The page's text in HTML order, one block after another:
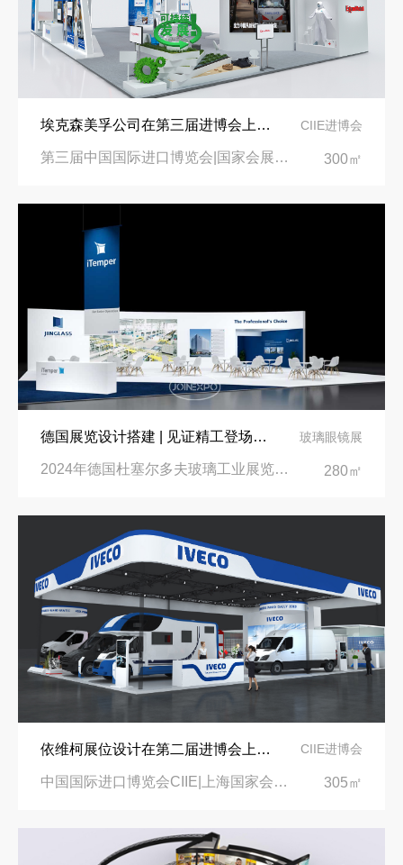
埃克森美孚公司在第三届进博会上展示非凡的展台搭建设计 CIIE进博会
第三届中国国际进口博览会|国家会展中心 300㎡
德国展览设计搭建 | 见证精工登场玻璃工业展览会 Glasstec 2024 玻璃眼镜展
2024年德国杜塞尔多夫玻璃工业展览会Glasstec|德国杜塞尔多夫会展中心 280㎡
依维柯展位设计在第二届进博会上吸引万千瞩目 CIIE进博会
中国国际进口博览会CIIE|上海国家会展中心 305㎡